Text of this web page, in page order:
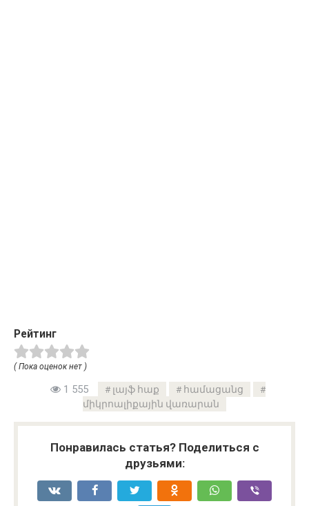
Рейтинг
( Пока оценок нет )
1 555 լայֆ հաք
համացանց
միկրոալիքային վառարան
Понравилась статья? Поделиться с
друзьями: